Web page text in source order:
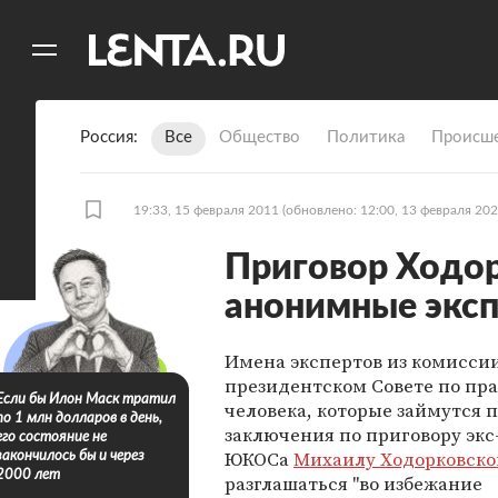
Россия Все Общество Политика
19:33, 15 февраля 2011 (обновлено: 12:00, 13 февраля
Приговор
анонимные
Имена экспертов из
президентском Совете по
человека, которые займутся
заключения по приговору
ЮКОСаМихаилу
разглашаться "во избежание
бы Илон Маск тратил
1 млн долларов в день,
состояние не
бы и через
лет